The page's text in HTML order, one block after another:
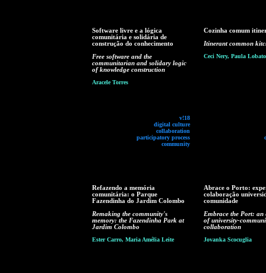
Software livre e a lógica
comunitária e solidária de
construção do conhecimento
Free software and the
communitarian and solidary logic
of knowledge construction
Aracele Torres
v!18
digital culture
collaboration
participatory process
community
Cozinha comum
Itinerant common
Ceci Nery, Paula Lobato
Refazendo a memória
comunitária: o Parque
Fazendinha do Jardim Colombo
Remaking the community's
memory: the Fazendinha Park at
Jardim Colombo
Ester Carro, Maria Amélia Leite
Abrace o Porto:
colaboração
comunidade
Embrace the Port: an
of university-
collaboration
Jovanka Scocuglia